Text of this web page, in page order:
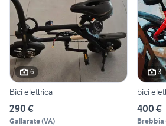
6
Bici elettrica
290 €
Gallarate(VA)
3
bici
400 €
Brebbia